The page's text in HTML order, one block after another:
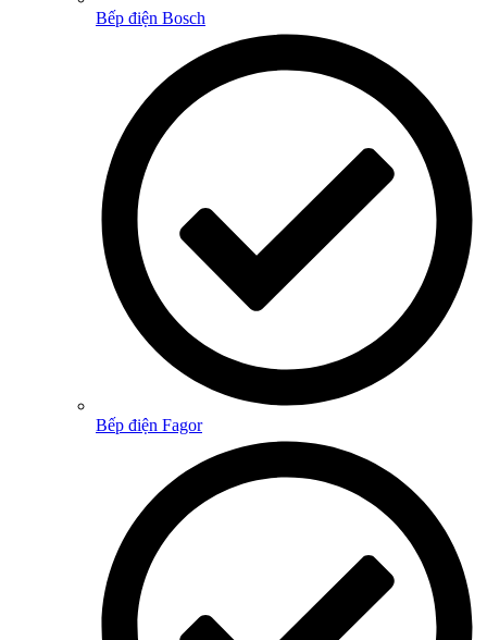
Bếp điện Bosch
Bếp điện Fagor